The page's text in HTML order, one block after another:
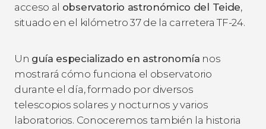
acceso al observatorio astronómico del Teide,
situado en el kilómetro 37 de la carretera TF-24.
Un guía especializado en astronomía nos
mostrará cómo funciona el observatorio
durante el día, formado por diversos
telescopios solares y nocturnos y varios
laboratorios. Conoceremos también la historia